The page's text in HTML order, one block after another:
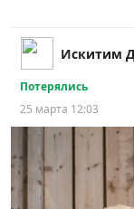
Искитим
Потерялись
25 марта 12:03